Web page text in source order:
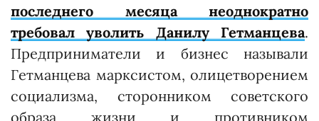
последнего месяца неоднократно
требовал уволить Данилу Гетманцева.
Предприниматели и бизнес называли
Гетманцева марксистом, олицетворением
социализма, сторонником советского
образа жизни и противником